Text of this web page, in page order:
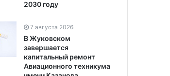
2030 году
7 августа 2026
В Жуковском
завершается
капитальный ремонт
Авиационного техникума